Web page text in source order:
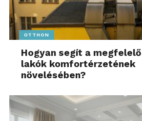
OTTHON
Hogyan segít a
lakók komfortérzetének
növelésében?